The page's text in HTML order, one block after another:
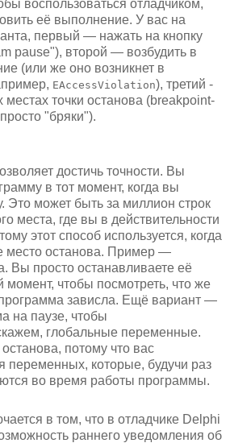
воспользоваться отладчиком,
её выполнение. У вас на
первый — нажать на кнопку
pause"), второй — возбудить в
(или же оно возникнет в
EAccessViolation), третий -
местах точки останова (breakpoint-
"бряки").
достичь точности. Вы
в тот момент, когда вы
Это может быть за миллион строк
места, где вы в действительности
этот способ используется, когда
место останова. Пример —
Вы просто останавливаете её
чтобы посмотреть, что же
зависла. Ещё вариант —
на паузе, чтобы
глобальные переменные.
потому что вас
переменных, которые, будучи раз
во время работы программы.
в том, что в отладчике Delphi
раннего уведомления об